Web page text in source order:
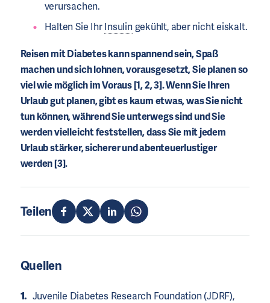
verursachen.
Halten Sie IhrInsulingekühlt, aber nicht eiskalt.
Reisen mit Diabetes kann spannend sein, Spaß
machen und sich lohnen, vorausgesetzt, Sie planen so
viel wie möglich im Voraus [1, 2, 3]. Wenn Sie Ihren
Urlaub gut planen, gibt es kaum etwas, was Sie nicht
tun können, während Sie unterwegs sind und Sie
werden vielleicht feststellen, dass Sie mit jedem
Urlaub stärker, sicherer und abenteuerlustiger
werden [3].
Teilen
Quellen
Juvenile Diabetes Research Foundation (JDRF),